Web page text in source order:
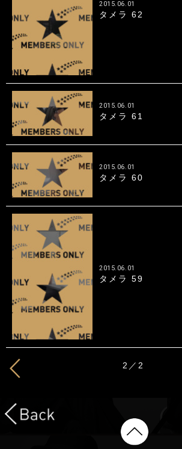
2015.06.01
タメラ 62
2015.06.01
タメラ 61
2015.06.01
タメラ 60
2015.06.01
タメラ 59
2／2